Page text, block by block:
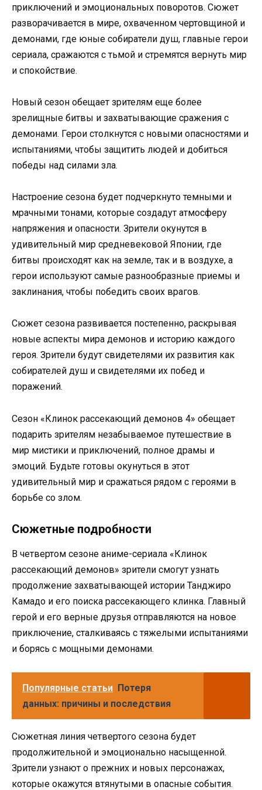
приключений и эмоциональных поворотов. Сюжет
разворачивается в мире, охваченном чертовщиной и
демонами, где юные собиратели душ, главные герои
сериала, сражаются с тьмой и стремятся вернуть мир
и спокойствие.
Новый сезон обещает зрителям еще более
зрелищные битвы и захватывающие сражения с
демонами. Герои столкнутся с новыми опасностями и
испытаниями, чтобы защитить людей и добиться
победы над силами зла.
Настроение сезона будет подчеркнуто темными и
мрачными тонами, которые создадут атмосферу
напряжения и опасности. Зрители окунутся в
удивительный мир средневековой Японии, где
битвы происходят как на земле, так и в воздухе, а
герои используют самые разнообразные приемы и
заклинания, чтобы победить своих врагов.
Сюжет сезона развивается постепенно, раскрывая
новые аспекты мира демонов и историю каждого
героя. Зрители будут свидетелями их развития как
собирателей душ и свидетелями их побед и
поражений.
Сезон «Клинок рассекающий демонов 4» обещает
подарить зрителям незабываемое путешествие в
мир мистики и приключений, полное драмы и
эмоций. Будьте готовы окунуться в этот
удивительный мир и сражаться рядом с героями в
борьбе со злом.
Сюжетные подробности
В четвертом сезоне аниме-сериала «Клинок
рассекающий демонов» зрители смогут узнать
продолжение захватывающей истории Танджиро
Камадо и его поиска рассекающего клинка. Главный
герой и его верные друзья отправляются на новое
приключение, сталкиваясь с тяжелыми испытаниями
и борясь с мощными демонами.
Популярные статьи Потеря
данных: причины и последствия
Сюжетная линия четвертого сезона будет
продолжительной и эмоционально насыщенной.
Зрители узнают о прежних и новых персонажах,
которые окажутся втянутыми в опасные события.